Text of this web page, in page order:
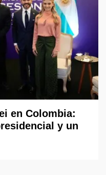
en Colombia:
y un